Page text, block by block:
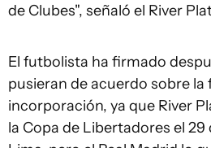
de Clubes", señaló el River
El futbolista ha firmado
pusieran de acuerdo sobre la
incorporación, ya que River
la Copa de Libertadores el